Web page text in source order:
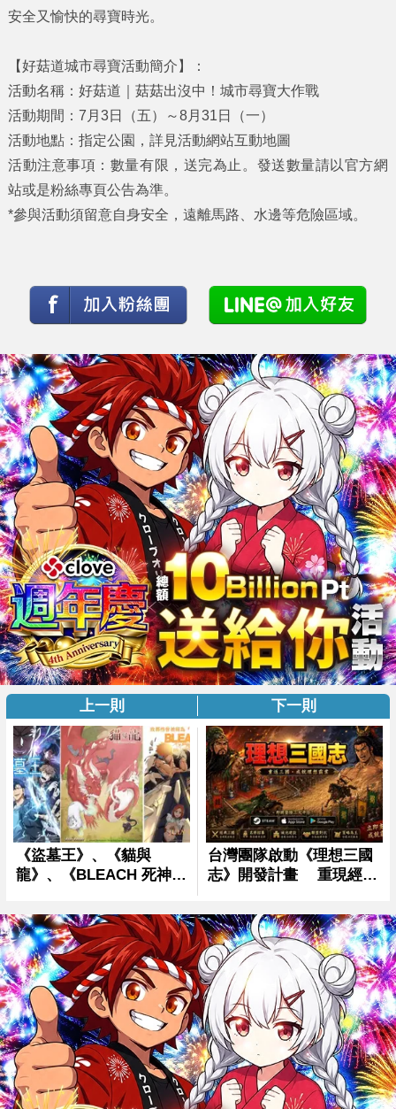
安全又愉快的尋寶時光。
【好菇道城市尋寶活動簡介】：
活動名稱：好菇道｜菇菇出沒中！城市尋寶大作戰
活動期間：7月3日（五）～8月31日（一）
活動地點：指定公園，詳見活動網站互動地圖
活動注意事項：數量有限，送完為止。發送數量請以官方網
站或是粉絲專頁公告為準。
*參與活動須留意自身安全，遠離馬路、水邊等危險區域。
上一則 下一則